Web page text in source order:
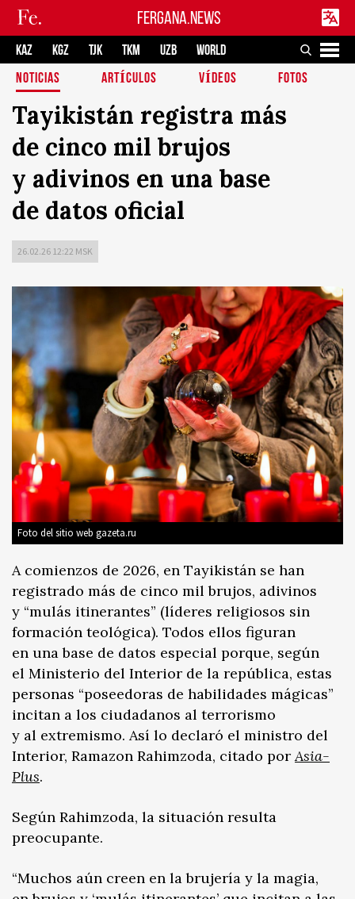
FERGANA.NEWS
KAZ KGZ TJK TKM UZB
WORLD
NOTICIAS
ARTÍCULOS VÍDEOS FOTOS
Tayikistán registra más
de cinco mil brujos
y adivinos en una base
de datos oficial
26.02.26 12:22 MSK
Foto del sitio web gazeta.ru
A comienzos de 2026, en Tayikistán se han
registrado más de cinco mil brujos, adivinos
y “mulás itinerantes” (líderes religiosos sin
formación teológica). Todos ellos figuran
en una base de datos especial porque, según
el Ministerio del Interior de la república, estas
personas “poseedoras de habilidades mágicas”
incitan a los ciudadanos al terrorismo
y al extremismo. Así lo declaró el ministro del
Interior, Ramazon Rahimzoda, citado porAsia-
Plus.
Según Rahimzoda, la situación resulta
preocupante.
“Muchos aún creen en la brujería y la magia,